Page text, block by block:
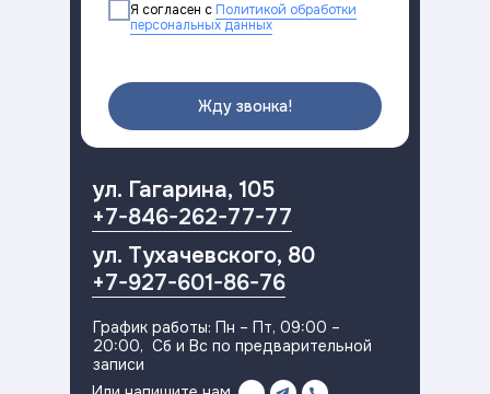
График работы: Пн – Пт, 09:00 –
20:00, Сб и Вс по предварительной
записи
ул. Тухачевского, 80
+7-927-601-86-76
ул. Гагарина, 105
+7-846-262-77-77
Я согласен с Политикой обработки
персональных данных
Жду звонка!